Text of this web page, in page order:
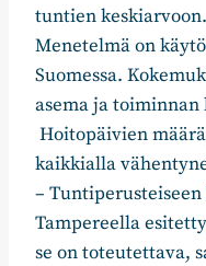
tuntien keskiarvoon.
Menetelmä on
Suomessa.
asema ja
Hoitopäivien
kaikkialla
–
Tampereella
se on toteutettava,